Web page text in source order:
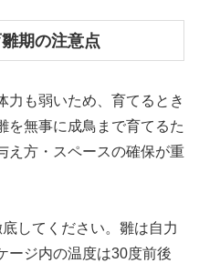
期の注意点
力も弱いため、育てるとき
を無事に成鳥まで育てるた
え方・スペースの確保が重
してください。雛は自力
ージ内の温度は30度前後